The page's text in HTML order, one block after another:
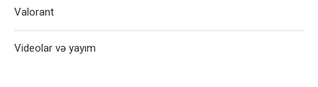
Valorant
Videolar və yayım